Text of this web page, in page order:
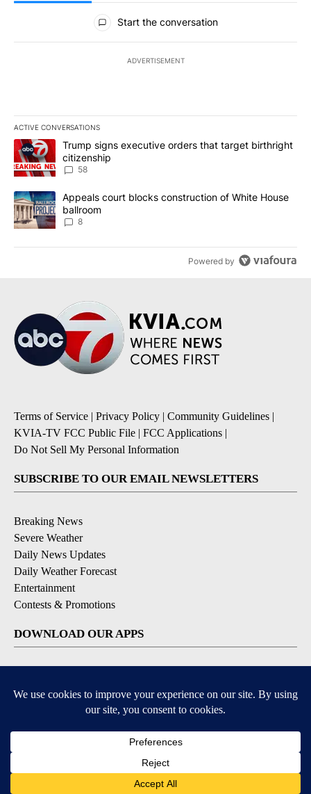
All Comments
Start the conversation
ADVERTISEMENT
ACTIVE CONVERSATIONS
The following is a list of the most commented articles in the last
A trending article titled "Trump signs executive orders that
Trump signs executive orders that target birthright
citizenship
58
A trending article titled "Appeals court blocks construction of
Appeals court blocks construction of White House
ballroom
8
Powered by
Terms of Service | Privacy Policy | Community Guidelines |
KVIA-TV FCC Public File | FCC Applications |
Do Not Sell My Personal Information
SUBSCRIBE TO OUR EMAIL NEWSLETTERS
Breaking News
Severe Weather
Daily News Updates
Daily Weather Forecast
Entertainment
Contests & Promotions
DOWNLOAD OUR APPS